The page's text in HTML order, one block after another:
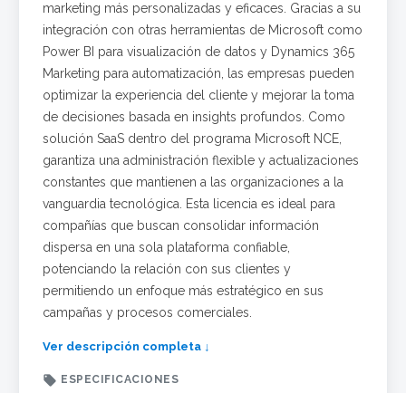
marketing más personalizadas y eficaces. Gracias a su
integración con otras herramientas de Microsoft como
Power BI para visualización de datos y Dynamics 365
Marketing para automatización, las empresas pueden
optimizar la experiencia del cliente y mejorar la toma
de decisiones basada en insights profundos. Como
solución SaaS dentro del programa Microsoft NCE,
garantiza una administración flexible y actualizaciones
constantes que mantienen a las organizaciones a la
vanguardia tecnológica. Esta licencia es ideal para
compañías que buscan consolidar información
dispersa en una sola plataforma confiable,
potenciando la relación con sus clientes y
permitiendo un enfoque más estratégico en sus
campañas y procesos comerciales.
Ver descripción completa ↓
 ESPECIFICACIONES